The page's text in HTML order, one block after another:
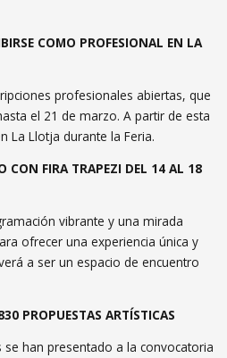
COMO PROFESIONAL EN LA
profesionales abiertas, que
el 21 de marzo. A partir de esta
La Llotja durante la Feria.⁣
CON FIRA TRAPEZI DEL 14 AL 18
vibrante y una mirada
ofrecer una experiencia única y
a ser un espacio de encuentro
PROPUESTAS ARTÍSTICAS
han presentado a la convocatoria